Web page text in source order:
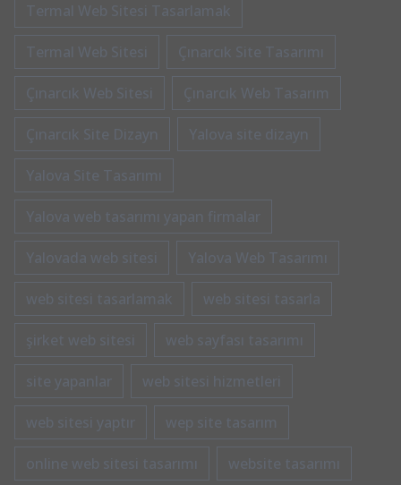
Termal Web Sitesi Tasarlamak
Termal Web Sitesi Çınarcık Site Tasarımı
Çınarcık Web Sitesi Çınarcık Web Tasarım
Çınarcık Site Dizayn Yalova site dizayn
Yalova Site Tasarımı
Yalova web tasarımı yapan firmalar
Yalovada web sitesi Yalova Web Tasarımı
web sitesi tasarlamak web sitesi tasarla
şirket web sitesi web sayfası tasarımı
site yapanlar web sitesi hizmetleri
web sitesi yaptır wep site tasarım
online web sitesi tasarımı website tasarımı